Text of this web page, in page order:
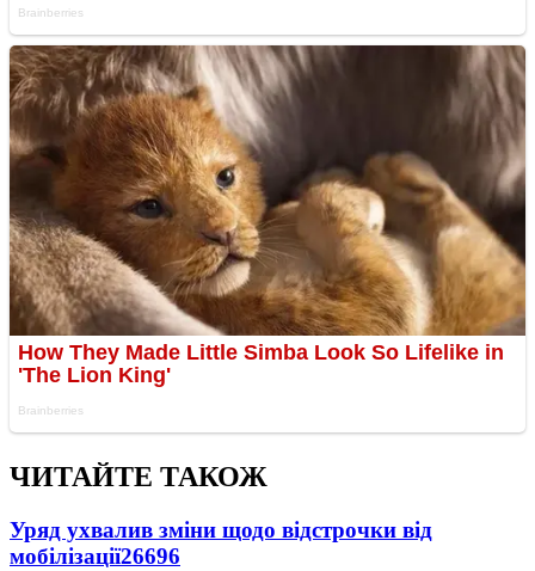
ЧИТАЙТЕ ТАКОЖ
Уряд ухвалив зміни щодо відстрочки від
мобілізації26696